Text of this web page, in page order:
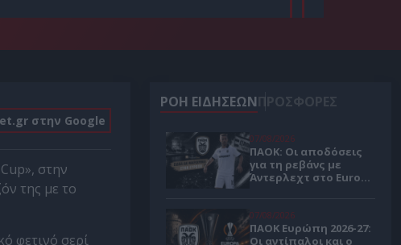
στην Google
στην
της με το
φετινό σερί
ΡΟΗ ΕΙΔΗΣΕΩΝΠΡΟΣΦΟΡΕΣ
ΠΑΟΚ: Οι αποδόσεις
για τη ρεβάνς με
Άντερλεχτ στο Europa
07/08/2026
ΠΑΟΚ Ευρώπη 2026-27:
Οι αντίπαλοι και ο
07/08/2026